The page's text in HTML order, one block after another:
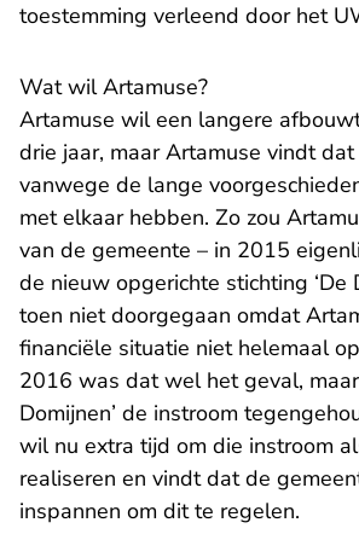
toestemming verleend door het
Wat wil Artamuse?
Artamuse wil een langere
drie jaar, maar Artamuse vindt
vanwege de lange
met elkaar hebben. Zo zou
van de gemeente – in 2015
de nieuw opgerichte stichting ‘De
toen niet doorgegaan omdat
financiële situatie niet helemaal
2016 was dat wel het geval,
Domijnen’ de instroom
wil nu extra tijd om die instroom
realiseren en vindt dat de
inspannen om dit te regelen.